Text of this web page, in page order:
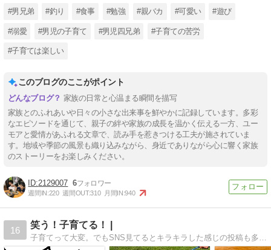
#男兄弟 #釣り #食事 #勉強 #親バカ #可愛い #遊び
#溺愛 #男児の子育て #男児四兄弟 #子育ての苦労
#子育ては楽しい
このブログのここがポイント
家族の日常と心温まる瞬間を描写
家族とのふれあいや日々の小さな出来事を鮮やかに記録しています。多彩
なエピソードを通じて、親子の絆や家族の成長を温かく伝える一方、ユー
モアと愛情があふれる文章で、読み手を惹きつける工夫が施されていま
す。地域や季節の風景も織り込みながら、身近でありながら心に響く家族
のストーリーをお楽しみください。
2129007 6
週間IN:220 週間OUT:310 月間IN:940
16
笑う！子育てる！ |